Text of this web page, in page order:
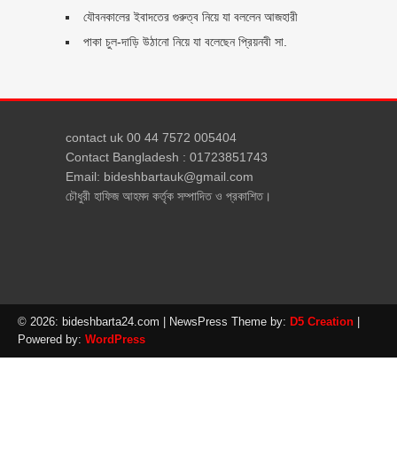
যৌবনকালের ইবাদতের গুরুত্ব নিয়ে যা বললেন আজহারী
পাকা চুল-দাড়ি উঠানো নিয়ে যা বলেছেন প্রিয়নবী সা.
contact uk 00 44 7572 005404
Contact Bangladesh : 01723851743
Email: bideshbartauk@gmail.com
চৌধুরী হাফিজ আহমদ কর্তৃক সম্পাদিত ও প্রকাশিত।
© 2026: bideshbarta24.com | NewsPress Theme by: D5 Creation
Powered by: WordPress